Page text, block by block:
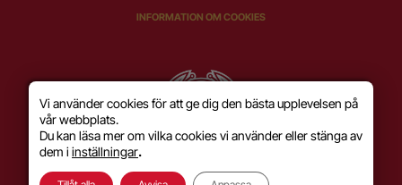
INFORMATION OM COOKIES
Vi använder cookies för att ge dig den bästa upplevelsen på
vår webbplats.
Du kan läsa mer om vilka cookies vi använder eller stänga av
dem i inställningar.